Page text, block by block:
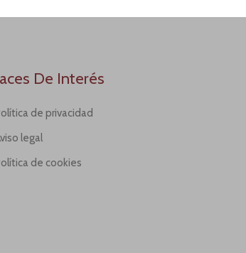
De Interés
de privacidad
legal
de cookies